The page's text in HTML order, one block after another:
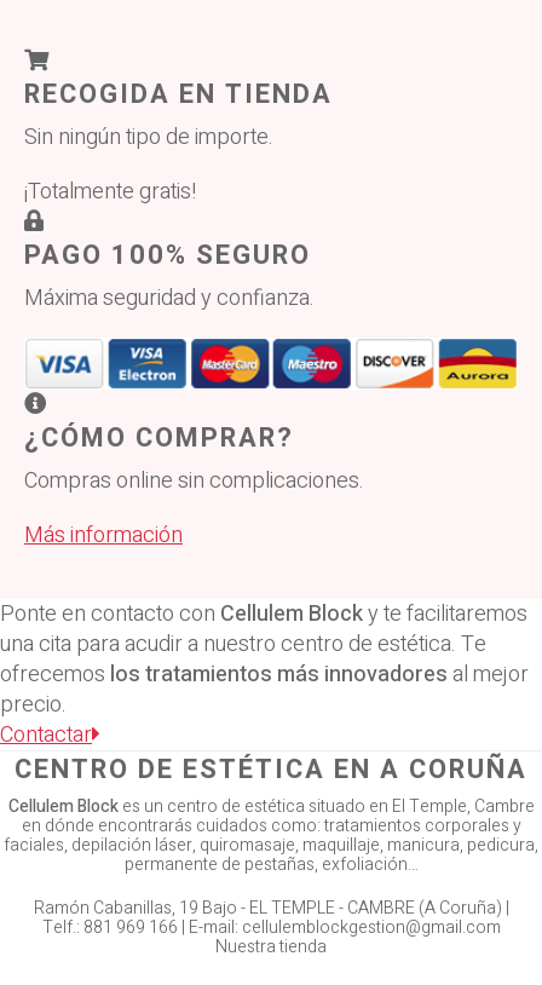
RECOGIDA EN TIENDA
Sin ningún tipo de importe.
¡Totalmente gratis!
PAGO 100% SEGURO
Máxima seguridad y confianza.
¿CÓMO COMPRAR?
Compras online sin complicaciones.
Más información
Ponte en contacto con Cellulem Blocky te facilitaremos
una cita para acudir a nuestro centro de estética. Te
ofrecemos los tratamientos más innovadoresal mejor
precio.
Contactar
CENTRO DE ESTÉTICA EN A CORUÑA
Cellulem Blockes un centro de estética situado en El Temple, Cambre
en dónde encontrarás cuidados como: tratamientos corporales y
faciales, depilación láser, quiromasaje, maquillaje, manicura, pedicura,
permanente de pestañas, exfoliación…
Ramón Cabanillas, 19 Bajo -EL TEMPLE - CAMBRE (A Coruña) |
Telf.: 881 969 166 | E-mail: cellulemblockgestion@gmail.com
Nuestra tienda